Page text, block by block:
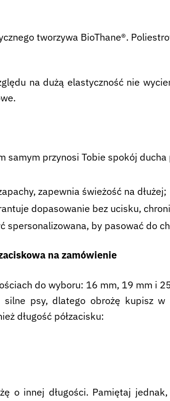
tworzywa BioThane®.
na dużą elastyczność nie
samym przynosi Tobie spokój
zapewnia świeżość na dłużej;
dopasowanie bez ucisku,
spersonalizowana, by pasować do
na zamówienie
do wyboru: 16 mm, 19 mm i
psy, dlatego obrożę kupisz
długość półzacisku:
o innej długości. Pamiętaj